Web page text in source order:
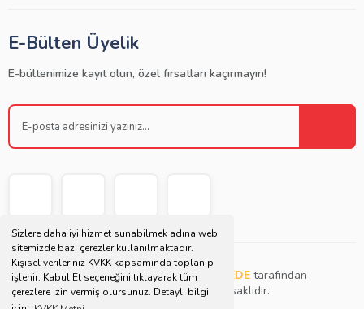
Sizlere daha iyi hizmet sunabilmek adına web
sitemizde bazı çerezler kullanılmaktadır.
Kişisel verileriniz KVKK kapsamında toplanıp
işlenir. Kabul Et seçeneğini tıklayarak tüm
çerezlere izin vermiş olursunuz. Detaylı bilgi
E-Bülten Üyelik
E-bültenimize kayıt olun, özel fırsatları kaçırmayın!
Copyright © 2021 | Bu websitesiMüjdat DEDE tarafından
tasarlanmış ve düzenlenmiştir. Tüm hakları saklıdır.